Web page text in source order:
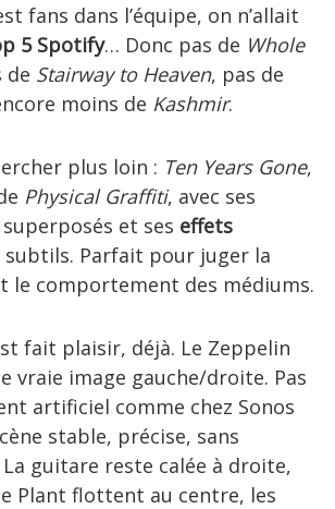
fans dans l’équipe, on n’allait
5 Spotify… Donc pas de Whole
de Stairway to Heaven, pas de
moins de Kashmir.
plus loin : Ten Years Gone,
Physical Graffiti, avec ses
et ses effets
subtils. Parfait pour juger la
le comportement des médiums.
fait plaisir, déjà. Le Zeppelin
vraie image gauche/droite. Pas
artificiel comme chez Sonos
stable, précise, sans
guitare reste calée à droite,
Plant flottent au centre, les